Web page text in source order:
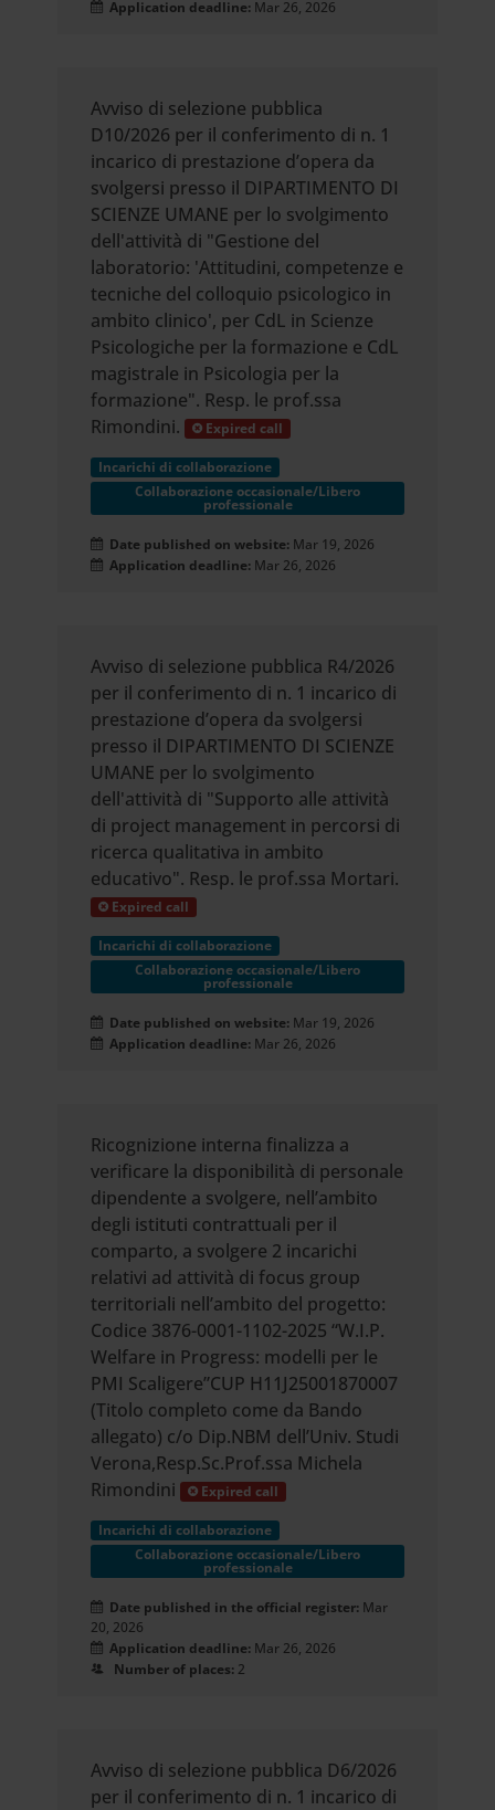
Application deadline: Mar 26, 2026
Avviso di selezione pubblica
D10/2026 per il conferimento di n. 1
incarico di prestazione d’opera da
svolgersi presso il DIPARTIMENTO DI
SCIENZE UMANE per lo svolgimento
dell'attività di "Gestione del
laboratorio: 'Attitudini, competenze e
tecniche del colloquio psicologico in
ambito clinico', per CdL in Scienze
Psicologiche per la formazione e CdL
magistrale in Psicologia per la
formazione". Resp. le prof.ssa
Rimondini.
Expired call
Incarichi di collaborazione
Collaborazione occasionale/Libero
professionale
Date published on website: Mar 19, 2026
Application deadline: Mar 26, 2026
Avviso di selezione pubblica R4/2026
per il conferimento di n. 1 incarico di
prestazione d’opera da svolgersi
presso il DIPARTIMENTO DI SCIENZE
UMANE per lo svolgimento
dell'attività di "Supporto alle attività
di project management in percorsi di
ricerca qualitativa in ambito
educativo". Resp. le prof.ssa Mortari.
Expired call
Incarichi di collaborazione
Collaborazione occasionale/Libero
professionale
Date published on website: Mar 19, 2026
Application deadline: Mar 26, 2026
Ricognizione interna finalizza a
verificare la disponibilità di personale
dipendente a svolgere, nell’ambito
degli istituti contrattuali per il
comparto, a svolgere 2 incarichi
relativi ad attività di focus group
territoriali nell’ambito del progetto:
Codice 3876-0001-1102-2025 “W.I.P.
Welfare in Progress: modelli per le
PMI Scaligere”CUP H11J25001870007
(Titolo completo come da Bando
allegato) c/o Dip.NBM dell’Univ. Studi
Verona,Resp.Sc.Prof.ssa Michela
Rimondini
Expired call
Incarichi di collaborazione
Collaborazione occasionale/Libero
professionale
Date published in the official register: Mar
20, 2026
Application deadline: Mar 26, 2026
Number of places: 2
Avviso di selezione pubblica D6/2026
per il conferimento di n. 1 incarico di